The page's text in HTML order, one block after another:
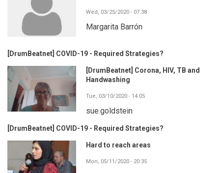
Wed, 03/25/2020 - 07:38
Margarita Barrón
[DrumBeatnet] COVID-19 - Required Strategies?
[DrumBeatnet] Corona, HIV, TB and
Handwashing
Tue, 03/10/2020 - 14:05
sue.goldstein
[DrumBeatnet] COVID-19 - Required Strategies?
Hard to reach areas
Mon, 05/11/2020 - 20:35